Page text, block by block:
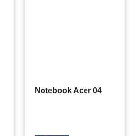
Notebook Acer 04